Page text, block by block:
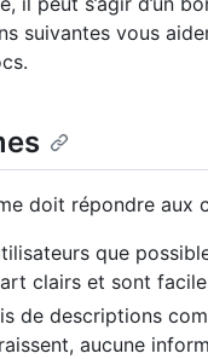
suivantes vous
doit répondre aux
que
clairs et sont
de descriptions
aucune